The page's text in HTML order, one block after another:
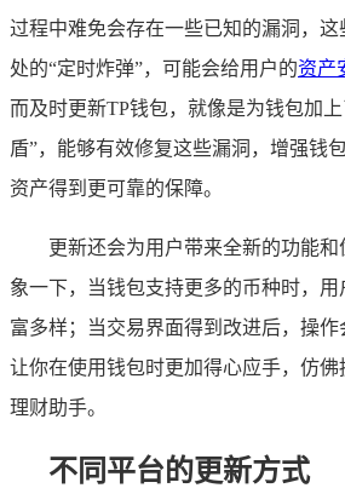
过程中难免会存在一些已知的漏洞，
处的“定时炸弹”，可能会给用户的资产
而及时更新TP钱包，就像是为钱包加
盾”，能够有效修复这些漏洞，增强钱
资产得到更可靠的保障。
更新还会为用户带来全新的功能
象一下，当钱包支持更多的币种时，
富多样；当交易界面得到改进后，操作
让你在使用钱包时更加得心应手，仿
理财助手。
不同平台的更新方式